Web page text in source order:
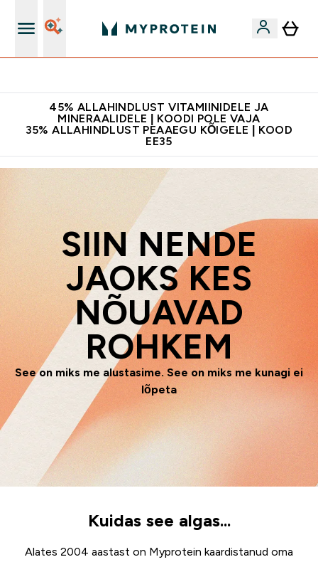
45% ALLAHINDLUST VITAMIINIDELE JA
MINERAALIDELE | KOODI POLE VAJA
35% ALLAHINDLUST PEAAEGU KÕIGELE | KOOD
EE35
SIIN NENDE
JAOKS KES
NÕUAVAD
ROHKEM
See on miks me alustasime. See on miks me kunagi ei
lõpeta
Kuidas see algas...
Alates 2004 aastast on Myprotein kaardistanud oma